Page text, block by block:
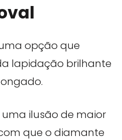
opção que
lapidação brilhante
ilusão de maior
que o diamante